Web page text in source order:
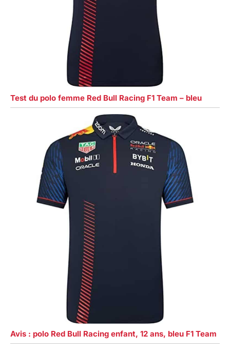
Test du polo femme Red Bull Racing F1 Team – bleu
Avis : polo Red Bull Racing enfant, 12 ans, bleu F1 Team